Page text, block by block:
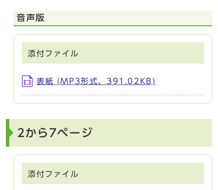
音声版
添付ファイル
表紙 (MP3形式、391.02KB)
2から7ページ
添付ファイル